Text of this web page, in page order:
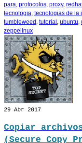
para, protocolos, proxy,
tecnologia, tecnologias de la
tumbleweed , tutorial , ubuntu,
zeppelinux
29 Abr 2017
Copiar
(Secure Copy